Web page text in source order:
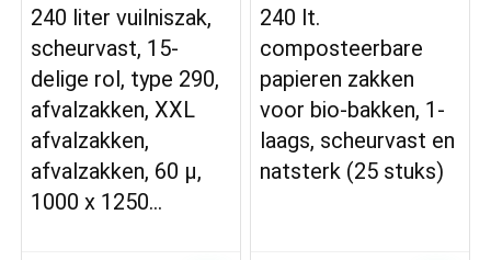
240 liter vuilniszak,
scheurvast, 15-
delige rol, type 290,
afvalzakken, XXL
afvalzakken,
afvalzakken, 60 μ,
1000 x 1250…
240 lt.
composteerbare
papieren zakken
voor bio-bakken, 1-
laags, scheurvast en
natsterk (25 stuks)